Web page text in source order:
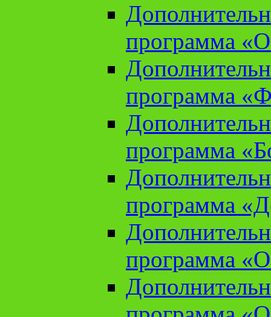
программа
программа
программа
программа
программа